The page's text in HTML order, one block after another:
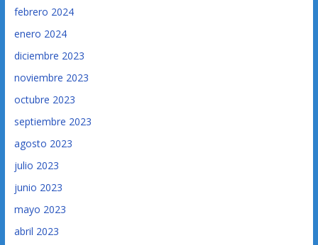
febrero 2024
enero 2024
diciembre 2023
noviembre 2023
octubre 2023
septiembre 2023
agosto 2023
julio 2023
junio 2023
mayo 2023
abril 2023